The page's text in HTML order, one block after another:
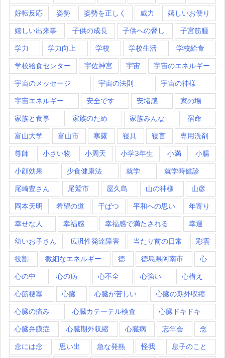
好転反応 姿勢 姿勢を正しく 威力 嬉しいお便り
嬉しい出来事 子供の成長 子供への脅し 子宮筋腫
学力 学力向上 学校 学校生活 学校給食
学校給食センター 宇佐神宮 宇宙 宇宙のエネルギー
宇宙のメッセージ 宇宙の法則 宇宙の神様
宇宙エネルギー 安全です 安堵感 家の場
家族と食事 家族のため 家族みんな 宿命
富山大学 富山市 寒露 寝具 寝言 専用洗剤
尊師 小さい物 小周天 小学3年生 小満 小腸
小顔効果 少食健康法 就学 就学時健診
尾崎豊さん 尾鷲市 屋久島 山の神様 山彦
岡本天明 希望の道 干ばつ 平和への思い 年寄り
幸せな人 幸福感 幸福感で満たされる 幸運
幼いお子さん 広汎性発達障害 当たり前の日常 彩雲
役割 微細なエネルギー 徳 徳島県阿南市 心
心の中 心の病 心不全 心強い 心構え
心筋梗塞 心臓 心臓が苦しい 心臓の期外収縮
心臓の痛み 心臓カテーテル検査 心臓ドキドキ
心臓弁膜症 心臓期外収縮 心臓病 忘年会 念
念には念 思い出 急な発熱 怪我 息子のこと